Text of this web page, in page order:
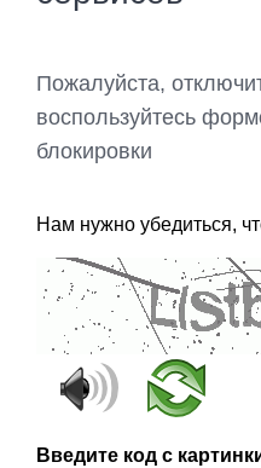
Пожалуйста,
воспользуйтесь
блокировки
Нам нужно убедиться,
Введите код с